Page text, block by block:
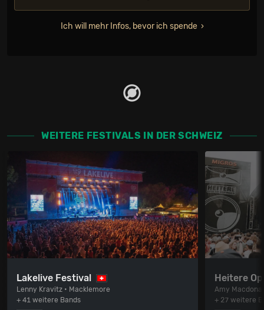
Ich will mehr Infos, bevor ich spende
WEITERE FESTIVALS IN DER SCHWEIZ
Lakelive Festival
Lenny Kravitz • Macklemore
+ 41 weitere Bands
Heitere
Amy
+ 27 weitere